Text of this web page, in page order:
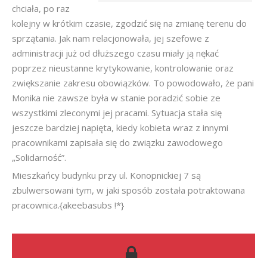
chciała, po raz
kolejny w krótkim czasie, zgodzić się na zmianę terenu do
sprzątania. Jak nam relacjonowała, jej szefowe z
administracji już od dłuższego czasu miały ją nękać
poprzez nieustanne krytykowanie, kontrolowanie oraz
zwiększanie zakresu obowiązków. To powodowało, że pani
Monika nie zawsze była w stanie poradzić sobie ze
wszystkimi zleconymi jej pracami. Sytuacja stała się
jeszcze bardziej napięta, kiedy kobieta wraz z innymi
pracownikami zapisała się do związku zawodowego
„Solidarność”.
Mieszkańcy budynku przy ul. Konopnickiej 7 są
zbulwersowani tym, w jaki sposób została potraktowana
pracownica.{akeebasubs !*}